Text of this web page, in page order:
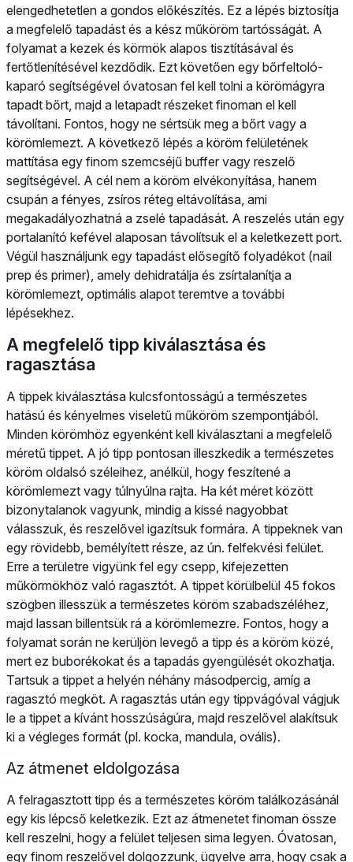
elengedhetetlen a gondos előkészítés. Ez a lépés biztosítja
a megfelelő tapadást és a kész műköröm tartósságát. A
folyamat a kezek és körmök alapos tisztításával és
fertőtlenítésével kezdődik. Ezt követően egy bőrfeltoló-
kaparó segítségével óvatosan fel kell tolni a körömágyra
tapadt bőrt, majd a letapadt részeket finoman el kell
távolítani. Fontos, hogy ne sértsük meg a bőrt vagy a
körömlemezt. A következő lépés a köröm felületének
mattítása egy finom szemcséjű buffer vagy reszelő
segítségével. A cél nem a köröm elvékonyítása, hanem
csupán a fényes, zsíros réteg eltávolítása, ami
megakadályozhatná a zselé tapadását. A reszelés után egy
portalanító kefével alaposan távolítsuk el a keletkezett port.
Végül használjunk egy tapadást elősegítő folyadékot (nail
prep és primer), amely dehidratálja és zsírtalanítja a
körömlemezt, optimális alapot teremtve a további
lépésekhez.
A megfelelő tipp kiválasztása és
ragasztása
A tippek kiválasztása kulcsfontosságú a természetes
hatású és kényelmes viseletű műköröm szempontjából.
Minden körömhöz egyenként kell kiválasztani a megfelelő
méretű tippet. A jó tipp pontosan illeszkedik a természetes
köröm oldalsó széleihez, anélkül, hogy feszítené a
körömlemezt vagy túlnyúlna rajta. Ha két méret között
bizonytalanok vagyunk, mindig a kissé nagyobbat
válasszuk, és reszelővel igazítsuk formára. A tippeknek van
egy rövidebb, bemélyített része, az ún. felfekvési felület.
Erre a területre vigyünk fel egy csepp, kifejezetten
műkörmökhöz való ragasztót. A tippet körülbelül 45 fokos
szögben illesszük a természetes köröm szabadszéléhez,
majd lassan billentsük rá a körömlemezre. Fontos, hogy a
folyamat során ne kerüljön levegő a tipp és a köröm közé,
mert ez buborékokat és a tapadás gyengülését okozhatja.
Tartsuk a tippet a helyén néhány másodpercig, amíg a
ragasztó megköt. A ragasztás után egy tippvágóval vágjuk
le a tippet a kívánt hosszúságúra, majd reszelővel alakítsuk
ki a végleges formát (pl. kocka, mandula, ovális).
Az átmenet eldolgozása
A felragasztott tipp és a természetes köröm találkozásánál
egy kis lépcső keletkezik. Ezt az átmenetet finoman össze
kell reszelni, hogy a felület teljesen sima legyen. Óvatosan,
egy finom reszelővel dolgozzunk, ügyelve arra, hogy csak a